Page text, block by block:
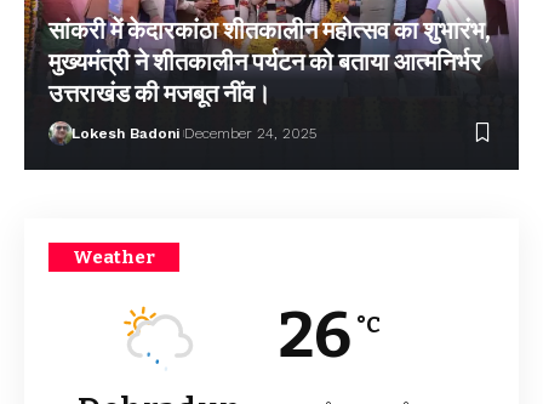
सांकरी में केदारकांठा शीतकालीन महोत्सव का शुभारंभ,
मुख्यमंत्री ने शीतकालीन पर्यटन को बताया आत्मनिर्भर
उत्तराखंड की मजबूत नींव।
Lokesh Badoni December 24, 2025
Weather
26 °C